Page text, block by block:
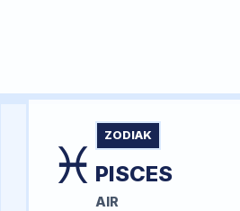
♓ ZODIAK
PISCES
AIR